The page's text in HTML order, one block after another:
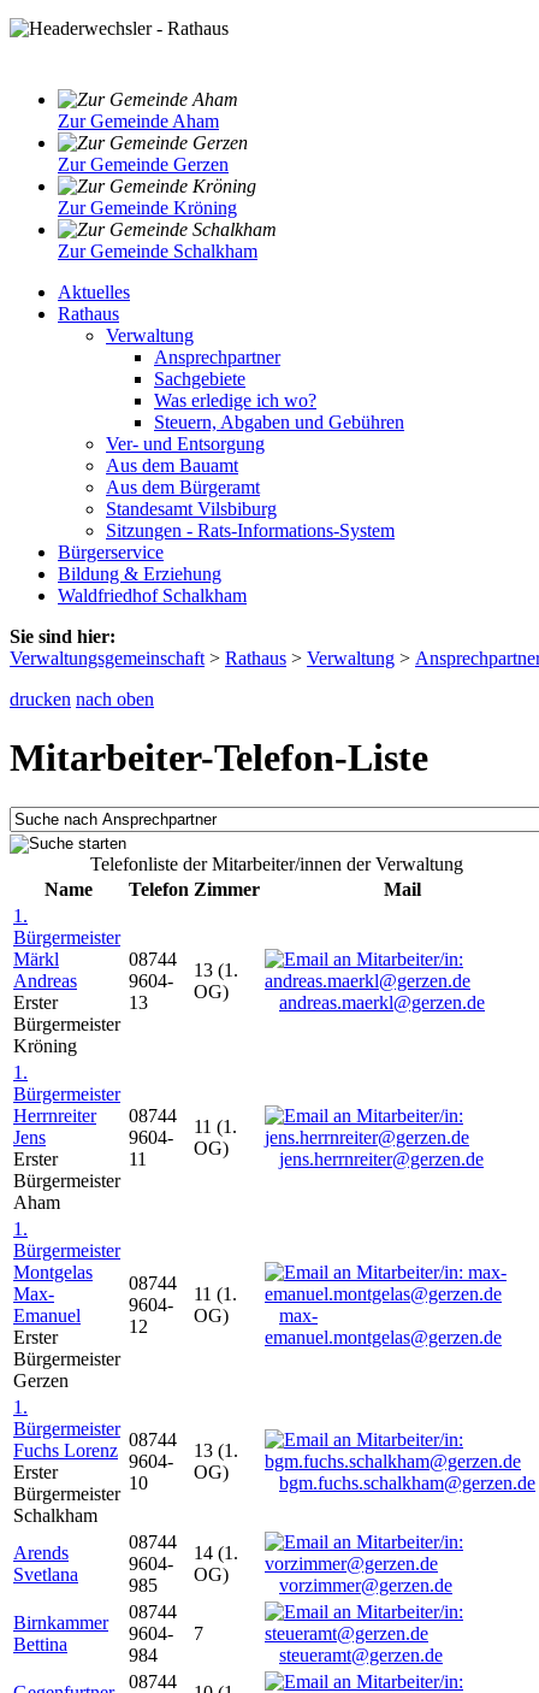
Zur Gemeinde Aham
Zur Gemeinde Gerzen
Zur Gemeinde Kröning
Zur Gemeinde Schalkham
Aktuelles
Rathaus
Verwaltung
Ansprechpartner
Sachgebiete
Was erledige ich wo?
Steuern, Abgaben und Gebühren
Ver- und Entsorgung
Aus dem Bauamt
Aus dem Bürgeramt
Standesamt Vilsbiburg
Sitzungen - Rats-Informations-System
Bürgerservice
Bildung & Erziehung
Waldfriedhof Schalkham
Sie sind hier:
Verwaltungsgemeinschaft > Rathaus > Verwaltung >
drucken nach oben
Mitarbeiter-Telefon-Liste
Telefonliste der Mitarbeiter/innen der Verwaltung
Name
Telefon Zimmer
Mail
1.
Bürgermeister
Märkl
Andreas
Erster
Bürgermeister
Kröning
08744
9604-
13
13 (1.
OG)
andreas.maerkl@gerzen.de
1.
Bürgermeister
Herrnreiter
Jens
Erster
Bürgermeister
Aham
08744
9604-
11
11 (1.
OG)
jens.herrnreiter@gerzen.de
1.
Bürgermeister
Montgelas
Max-
Emanuel
Erster
Bürgermeister
Gerzen
08744
9604-
12
11 (1.
OG)
max-
emanuel.montgelas@gerzen.de
1.
Bürgermeister
Fuchs Lorenz
Erster
Bürgermeister
Schalkham
08744
9604-
10
13 (1.
OG)
bgm.fuchs.schalkham@gerzen.de
Arends
Svetlana
08744
9604-
985
14 (1.
OG)
vorzimmer@gerzen.de
Birnkammer
Bettina
08744
9604-
984
7
steueramt@gerzen.de
08744